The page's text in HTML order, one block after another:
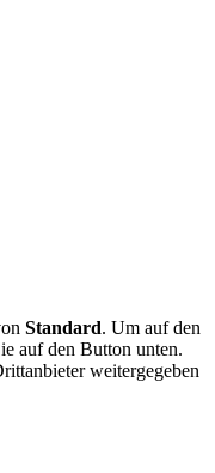
Standard. Um auf den
auf den Button unten.
weitergegeben